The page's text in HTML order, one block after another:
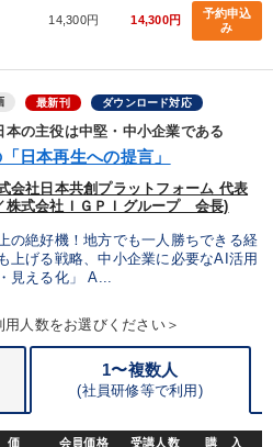
建設・不動産業
ンサルタント 専門家
政治家
営業 松下幸之助
ド」を更新いただけます。
14,300円 14,300円
予約申込
み
最新刊 ダウンロード対応
本の主役は中堅・中小企業である
日本再生への提言」
会社日本共創プラットフォーム 代表
株式会社ＩＧＰＩグループ 会長)
の絶好機！地方でも一人勝ちできる経
上げる戦略、中小企業に必要なAI活用
見える化」 A...
用人数をお選びください＞
1〜複数人
(社員研修等で利用)
価 会員価格 受講人数 購 入